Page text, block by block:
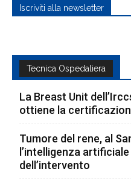
Iscriviti alla newsletter
Tecnica Ospedaliera
La Breast Unit
ottiene la
Tumore del rene, al
l’intelligenza
dell’intervento